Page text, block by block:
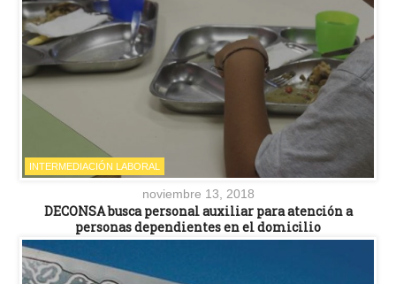
INTERMEDIACIÓN LABORAL
noviembre 13, 2018
DECONSA busca personal auxiliar para atención a
personas dependientes en el domicilio